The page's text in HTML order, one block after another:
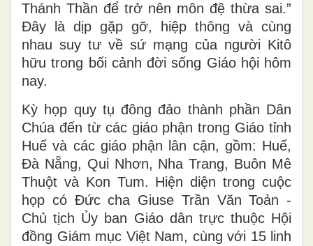
Thánh Thần để trở nên môn đệ thừa sai.”
Đây là dịp gặp gỡ, hiệp thông và cùng
nhau suy tư về sứ mạng của người Kitô
hữu trong bối cảnh đời sống Giáo hội hôm
nay.
Kỳ họp quy tụ đông đảo thành phần Dân
Chúa đến từ các giáo phận trong Giáo tỉnh
Huế và các giáo phận lân cận, gồm: Huế,
Đà Nẵng, Qui Nhơn, Nha Trang, Buôn Mê
Thuột và Kon Tum. Hiện diện trong cuộc
họp có Đức cha Giuse Trần Văn Toản -
Chủ tịch Ủy ban Giáo dân trực thuộc Hội
đồng Giám mục Việt Nam, cùng với 15 linh